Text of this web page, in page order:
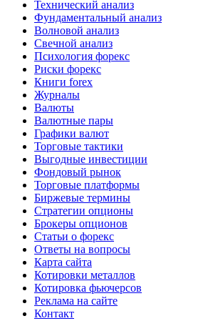
Технический анализ
Фундаментальный анализ
Волновой анализ
Свечной анализ
Психология форекс
Риски форекс
Книги forex
Журналы
Валюты
Валютные пары
Графики валют
Торговые тактики
Выгодные инвестиции
Фондовый рынок
Торговые платформы
Биржевые термины
Стратегии опционы
Брокеры опционов
Статьи о форекс
Ответы на вопросы
Карта сайта
Котировки металлов
Котировка фьючерсов
Реклама на сайте
Контакт